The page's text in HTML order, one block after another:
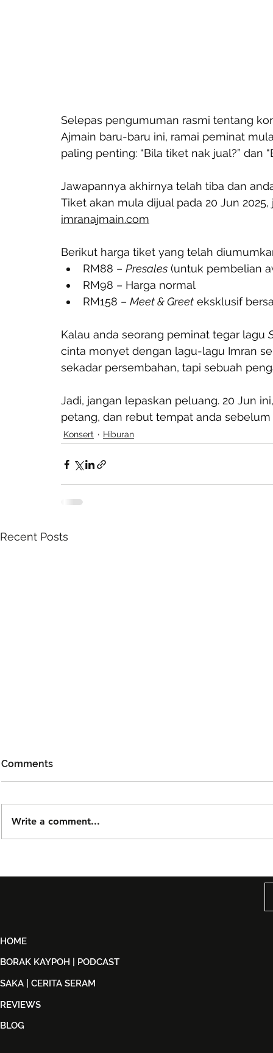
Selepas pengumuman rasmi tentang
Ajmain baru-baru ini, ramai peminat
paling penting: “Bila tiket nak jual?” dan
Jawapannya akhirnya telah tiba dan
Tiket akan mula dijual pada 20 Jun
imranajmain.com
Berikut harga tiket yang telah
RM88 – Presales (untuk pembelian
RM98 – Harga normal
RM158 – Meet & Greet eksklusif
Kalau anda seorang peminat tegar lagu
cinta monyet dengan lagu-lagu Imran
sekadar persembahan, tapi sebuah
Jadi, jangan lepaskan peluang. 20 Jun
petang, dan rebut tempat anda
Konsert Hiburan
Recent Posts
Dijual
Comments
Write a comment...
HOME
BORAK KAYPOH | PODCAST
SAKA | CERITA SERAM
REVIEWS
BLOG